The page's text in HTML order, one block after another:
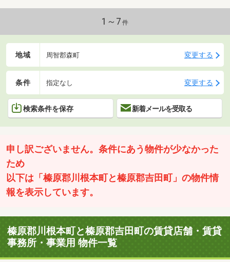
1～7 件
地域 周智郡森町 変更する
条件 指定なし 変更する
検索条件を保存 新着メールを受取る
申し訳ございません。条件にあう物件が少なかった
ため
以下は「榛原郡川根本町と榛原郡吉田町」の物件情
報を表示しています。
榛原郡川根本町と榛原郡吉田町の賃貸店舗・賃貸
事務所・事業用 物件一覧